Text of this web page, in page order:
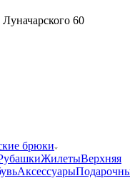
Луначарского 60
брюки
ЖилетыВерхняя
Аксессуары